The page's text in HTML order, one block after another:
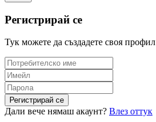
Регистрирай се
Тук можете да създадете своя профил
Дали вече нямаш акаунт? Влез оттук